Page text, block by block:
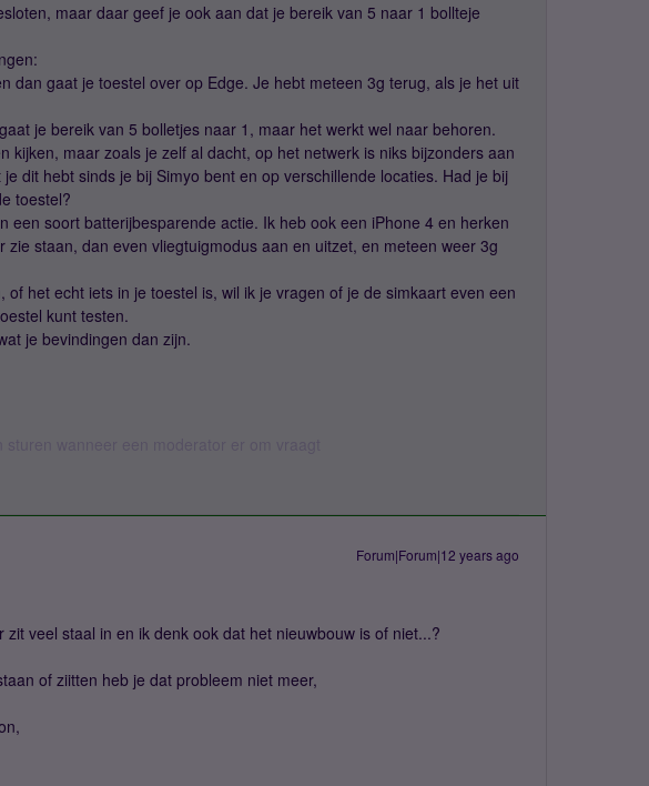
maar daar geef je ook aan dat je bereik van 5 naar 1 bollteje
dan gaat je toestel over op Edge. Je hebt meteen 3g terug, als je het uit
je bereik van 5 bolletjes naar 1, maar het werkt wel naar behoren.
kijken, maar zoals je zelf al dacht, op het netwerk is niks bijzonders aan
dit hebt sinds je bij Simyo bent en op verschillende locaties. Had je bij
toestel?
een soort batterijbesparende actie. Ik heb ook een iPhone 4 en herken
zie staan, dan even vliegtuigmodus aan en uitzet, en meteen weer 3g
of het echt iets in je toestel is, wil ik je vragen of je de simkaart even een
kunt testen.
je bevindingen dan zijn.
Forum|Forum|12 years ago
zit veel staal in en ik denk ook dat het nieuwbouw is of niet...?
of ziitten heb je dat probleem niet meer,